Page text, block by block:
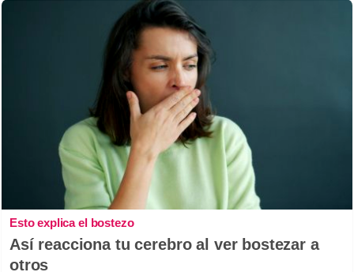
Esto explica el bostezo
Así reacciona tu cerebro al ver bostezar a
otros